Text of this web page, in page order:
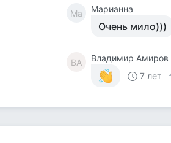
Ма Марианна
Очень мило)))
ВА
Владимир Амиров
7 лет